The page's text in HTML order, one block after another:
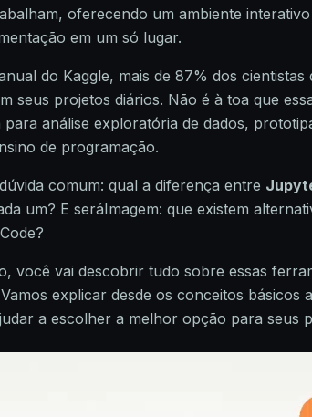
oferecendo um ambiente
em um só lugar.
do Kaggle, mais de 87% dos cientistas
seus projetos diários. Não é à toa que
análise exploratória de dados,
de programação.
comum: qual a diferença entre
um? E seráImagem: que existem
você vai descobrir tudo sobre essas
explicar desde os conceitos básicos
a escolher a melhor opção para seus